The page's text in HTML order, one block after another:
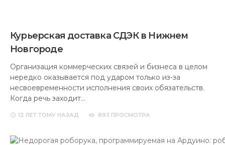
Курьерская доставка СДЭК в Нижнем
Новгороде
Организация коммерческих связей и бизнеса в целом
нередко оказывается под ударом только из-за
несвоевременности исполнения своих обязательств.
Когда речь заходит…
12 ЛЕТ ТОМУ НАЗАД 893 ПРОСМОТРА